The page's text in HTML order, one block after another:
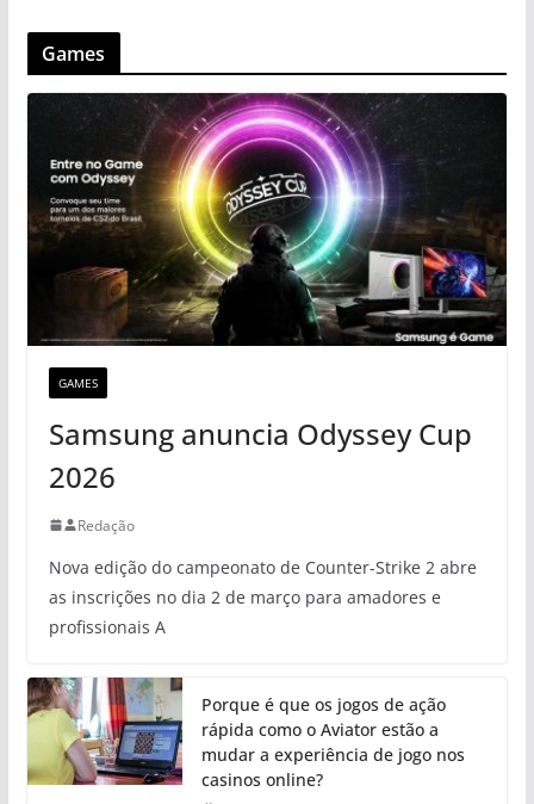
Games
GAMES
Samsung anuncia Odyssey Cup
2026
Redação
Nova edição do campeonato de Counter-Strike 2 abre
as inscrições no dia 2 de março para amadores e
profissionais A
Porque é que os jogos de ação
rápida como o Aviator estão a
mudar a experiência de jogo nos
casinos online?